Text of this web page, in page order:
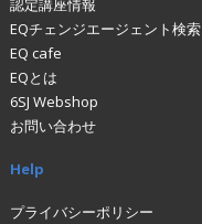
認定講座情報
EQチェンジエージェント検索
EQ cafe
EQとは
6SJ Webshop
お問い合わせ
Help
プライバシーポリシー